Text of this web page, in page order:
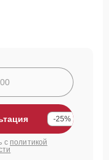
-25%
с политикой